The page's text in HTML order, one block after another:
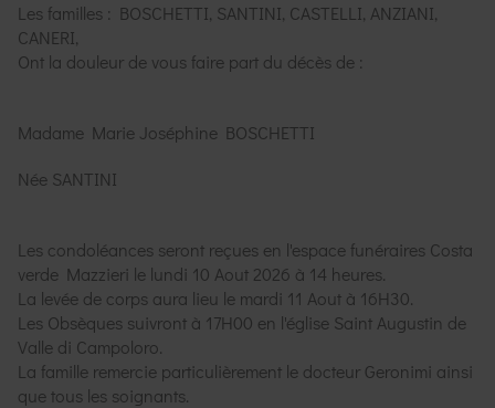
Les familles : BOSCHETTI, SANTINI, CASTELLI, ANZIANI,
CANERI,
Ont la douleur de vous faire part du décès de :
Madame Marie Joséphine BOSCHETTI
Née SANTINI
Les condoléances seront reçues en l'espace funéraires Costa
verde Mazzieri le lundi 10 Aout 2026 à 14 heures.
La levée de corps aura lieu le mardi 11 Aout à 16H30.
Les Obsèques suivront à 17H00 en l'église Saint Augustin de
Valle di Campoloro.
La famille remercie particulièrement le docteur Geronimi ainsi
que tous les soignants.